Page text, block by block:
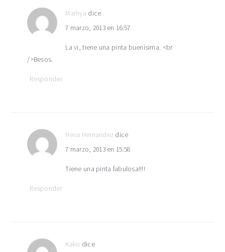
Marhya dice
7 marzo, 2013 en 16:57
La vi, tiene una pinta buenísima. <br
/>Besos.
Responder
Heva Hernandez dice
7 marzo, 2013 en 15:58
Tiene una pinta fabulosa!!!!
Responder
Kako dice